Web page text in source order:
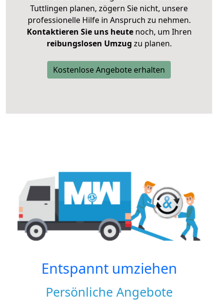
Tuttlingen planen, zögern Sie nicht, unsere
professionelle Hilfe in Anspruch zu nehmen.
Kontaktieren Sie uns heutenoch, um Ihren
reibungslosen Umzug zu planen.
Kostenlose Angebote erhalten
Entspannt umziehen
Persönliche Angebote